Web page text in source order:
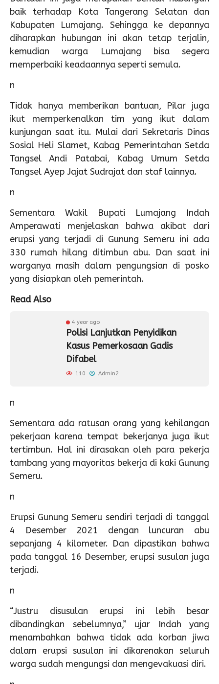
baik terhadap Kota Tangerang Selatan dan
Kabupaten Lumajang. Sehingga ke depannya
diharapkan hubungan ini akan tetap terjalin,
kemudian warga Lumajang bisa segera
memperbaiki keadaannya seperti semula.
n
Tidak hanya memberikan bantuan, Pilar juga
ikut memperkenalkan tim yang ikut dalam
kunjungan saat itu. Mulai dari Sekretaris Dinas
Sosial Heli Slamet, Kabag Pemerintahan Setda
Tangsel Andi Patabai, Kabag Umum Setda
Tangsel Ayep Jajat Sudrajat dan staf lainnya.
n
Sementara Wakil Bupati Lumajang Indah
Amperawati menjelaskan bahwa akibat dari
erupsi yang terjadi di Gunung Semeru ini ada
330 rumah hilang ditimbun abu. Dan saat ini
warganya masih dalam pengungsian di posko
yang disiapkan oleh pemerintah.
Read Also
4 year ago
Polisi Lanjutkan Penyidikan
Kasus Pemerkosaan Gadis
Difabel
110 Admin2
n
Sementara ada ratusan orang yang kehilangan
pekerjaan karena tempat bekerjanya juga ikut
tertimbun. Hal ini dirasakan oleh para pekerja
tambang yang mayoritas bekerja di kaki Gunung
Semeru.
n
Erupsi Gunung Semeru sendiri terjadi di tanggal
4 Desember 2021 dengan luncuran abu
sepanjang 4 kilometer. Dan dipastikan bahwa
pada tanggal 16 Desember, erupsi susulan juga
terjadi.
n
“Justru disusulan erupsi ini lebih besar
dibandingkan sebelumnya,” ujar Indah yang
menambahkan bahwa tidak ada korban jiwa
dalam erupsi susulan ini dikarenakan seluruh
warga sudah mengungsi dan mengevakuasi diri.